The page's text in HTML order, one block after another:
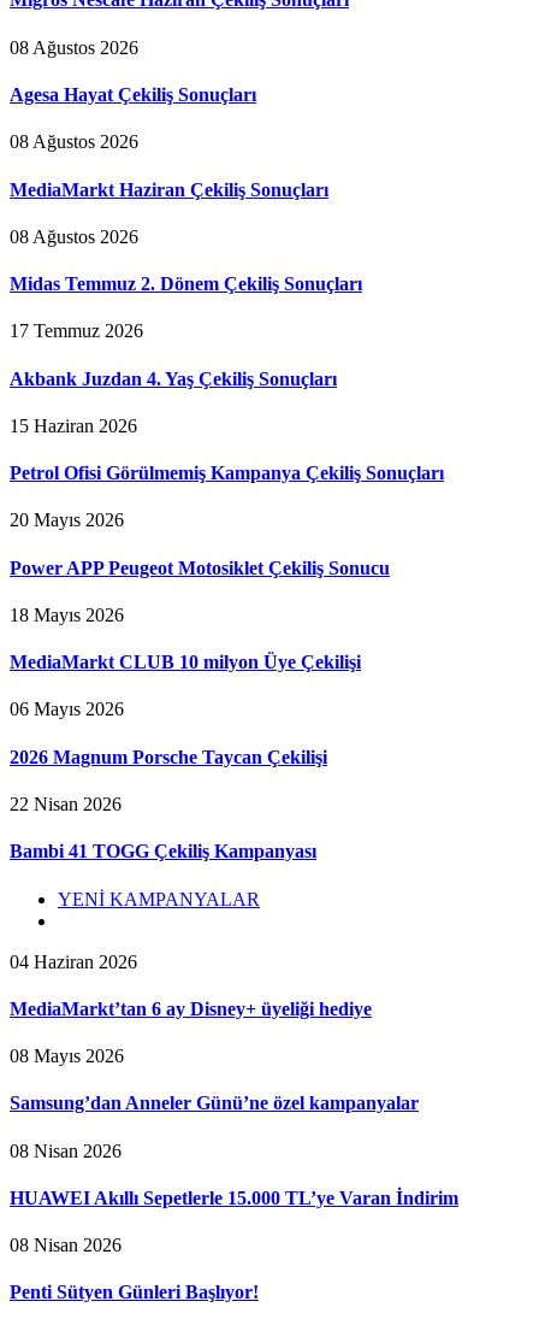
08 Ağustos 2026
Agesa Hayat Çekiliş Sonuçları
08 Ağustos 2026
MediaMarkt Haziran Çekiliş Sonuçları
08 Ağustos 2026
Midas Temmuz 2. Dönem Çekiliş Sonuçları
17 Temmuz 2026
Akbank Juzdan 4. Yaş Çekiliş Sonuçları
15 Haziran 2026
Petrol Ofisi Görülmemiş Kampanya Çekiliş Sonuçları
20 Mayıs 2026
Power APP Peugeot Motosiklet Çekiliş Sonucu
18 Mayıs 2026
MediaMarkt CLUB 10 milyon Üye Çekilişi
06 Mayıs 2026
2026 Magnum Porsche Taycan Çekilişi
22 Nisan 2026
Bambi 41 TOGG Çekiliş Kampanyası
YENİ KAMPANYALAR
04 Haziran 2026
MediaMarkt’tan 6 ay Disney+ üyeliği hediye
08 Mayıs 2026
Samsung’dan Anneler Günü’ne özel kampanyalar
08 Nisan 2026
HUAWEI Akıllı Sepetlerle 15.000 TL’ye Varan İndirim
08 Nisan 2026
Penti Sütyen Günleri Başlıyor!